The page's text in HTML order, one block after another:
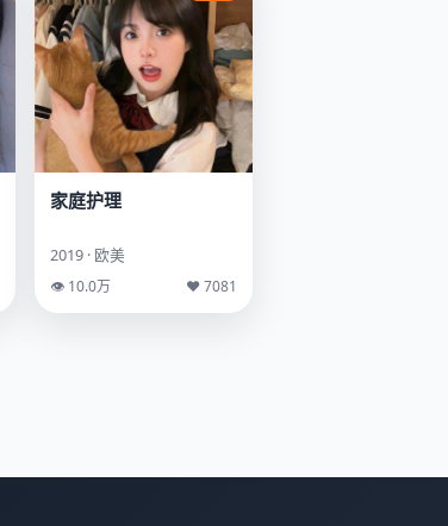
家庭护理
2019 · 欧美
👁 10.0万 ♥ 7081